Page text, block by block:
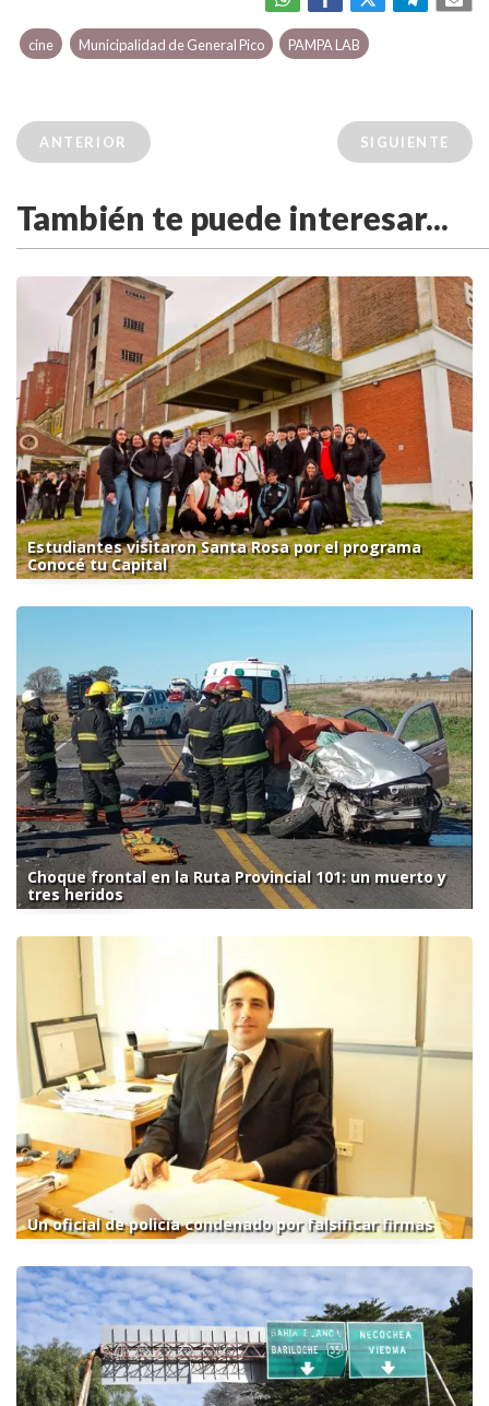
cine Municipalidad de General Pico PAMPA LAB
ANTERIOR SIGUIENTE
También te puede interesar...
Estudiantes visitaron Santa Rosa por el programa
Conocé tu Capital
Choque frontal en la Ruta Provincial 101: un muerto y
tres heridos
Un oficial de policía condenado por falsificar firmas